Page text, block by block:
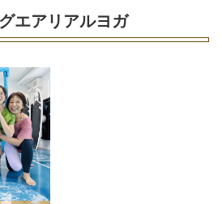
エアリアルヨガ